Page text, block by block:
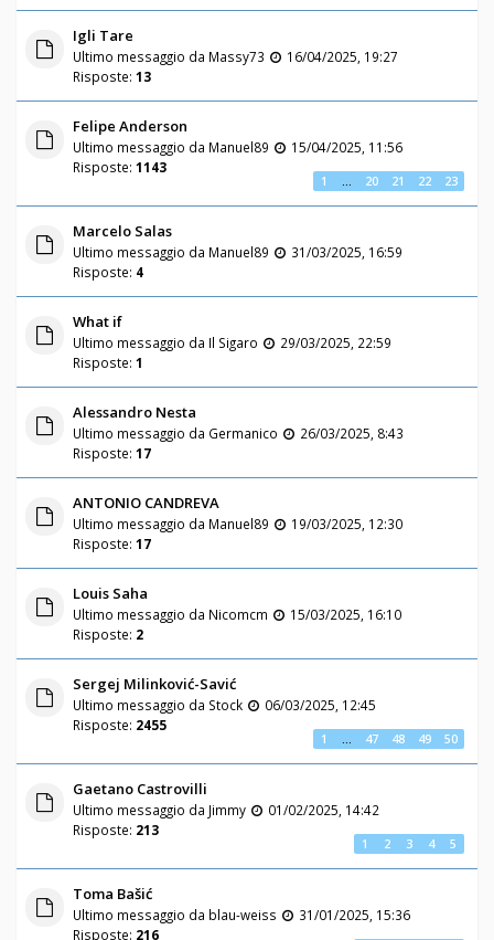
Igli Tare
Ultimo messaggio da Massy73
16/04/2025, 19:27
Risposte: 13
Felipe Anderson
Ultimo messaggio da Manuel89
15/04/2025, 11:56
Risposte: 1143
1 … 20 21 22 23
Marcelo Salas
Ultimo messaggio da Manuel89
31/03/2025, 16:59
Risposte: 4
What if
Ultimo messaggio da Il Sigaro
29/03/2025, 22:59
Risposte: 1
Alessandro Nesta
Ultimo messaggio da Germanico
26/03/2025, 8:43
Risposte: 17
ANTONIO CANDREVA
Ultimo messaggio da Manuel89
19/03/2025, 12:30
Risposte: 17
Louis Saha
Ultimo messaggio da Nicomcm
15/03/2025, 16:10
Risposte: 2
Sergej Milinković-Savić
Ultimo messaggio da Stock
06/03/2025, 12:45
Risposte: 2455
1 … 47 48 49 50
Gaetano Castrovilli
Ultimo messaggio da Jimmy
01/02/2025, 14:42
Risposte: 213
1 2 3 4 5
Toma Bašić
Ultimo messaggio da blau-weiss
31/01/2025, 15:36
Risposte: 216